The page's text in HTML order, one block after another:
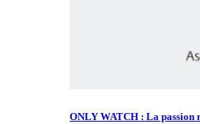
ONLY WATCH : La passion